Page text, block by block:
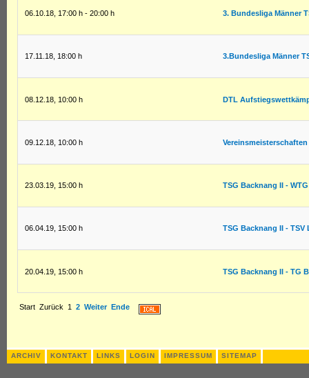
06.10.18 17:00 h - 20:00 h 3. Bundesliga Männer
17.11.18, 18:00 h 3.Bundesliga Männer
08.12.18 10:00 h DTL
09.12.18 10:00 h Vereinsmeisterschaften
23.03.19 15:00 h TSG Backnang II -
06.04.19, 15:00 h TSG Backnang II - TSV
20.04.19 15:00 h TSG Backnang II - TG
Start Zurück 1 2 Weiter Ende
ARCHIV KONTAKT LINKS LOGIN IMPRESSUM SITEMAP